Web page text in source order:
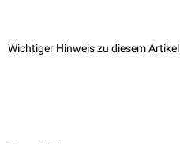
Wichtiger Hinweis zu diesem Artikel